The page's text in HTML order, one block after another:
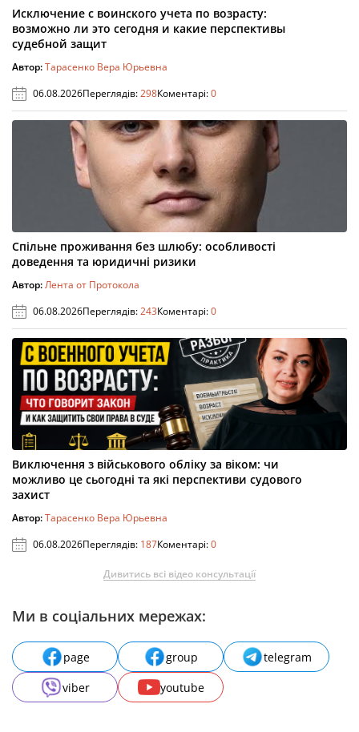
Исключение с воинского учета по возрасту:
возможно ли это сегодня и какие перспективы
судебной защит
Автор:Тарасенко Вера Юрьевна
06.08.2026Переглядів:298Коментарі:0
Спільне проживання без шлюбу: особливості
доведення та юридичні ризики
Автор:Лента от Протокола
06.08.2026Переглядів:243Коментарі:0
Виключення з військового обліку за віком: чи
можливо це сьогодні та які перспективи судового
захист
Автор:Тарасенко Вера Юрьевна
06.08.2026Переглядів: 187Коментарі:0
Дивитись всі відео консультації
Ми в соціальних мережах:
page group
telegram
viber
youtube